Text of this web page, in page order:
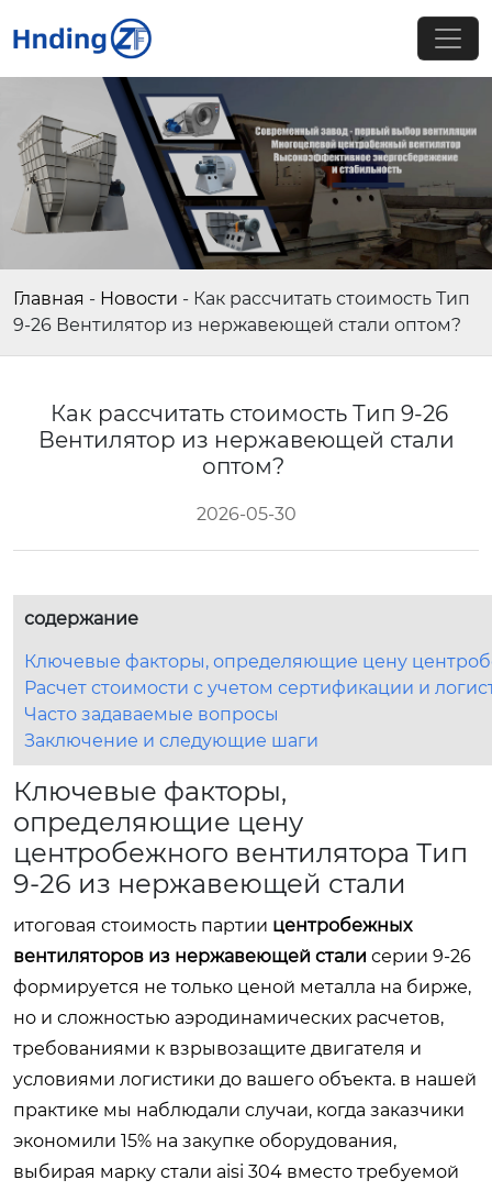
Главная - Новости - Как рассчитать стоимость Тип
9-26 Вентилятор из нержавеющей стали оптом?
Как рассчитать стоимость Тип 9-26
Вентилятор из нержавеющей стали
оптом?
2026-05-30
содержание
Ключевые факторы, определяющие цену
Расчет стоимости с учетом сертификации и
Часто задаваемые вопросы
Заключение и следующие шаги
Ключевые факторы,
определяющие цену
центробежного вентилятора Тип
9-26 из нержавеющей стали
итоговая стоимость партии центробежных
вентиляторов из нержавеющей стали серии 9-26
формируется не только ценой металла на бирже,
но и сложностью аэродинамических расчетов,
требованиями к взрывозащите двигателя и
условиями логистики до вашего объекта. в нашей
практике мы наблюдали случаи, когда заказчики
экономили 15% на закупке оборудования,
выбирая марку стали aisi 304 вместо требуемой